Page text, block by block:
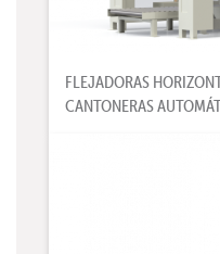
FLEJADORAS
CANTONERAS